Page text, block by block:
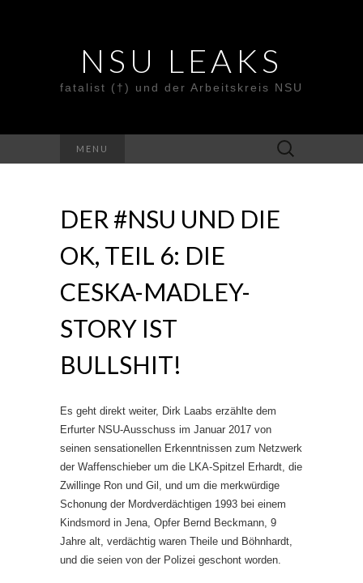
NSU LEAKS
fatalist (†) und der Arbeitskreis NSU
MENU
Suche
nach:
DER #NSU UND DIE
OK, TEIL 6: DIE
CESKA-MADLEY-
STORY IST
BULLSHIT!
Es geht direkt weiter, Dirk Laabs erzählte dem
Erfurter NSU-Ausschuss im Januar 2017 von
seinen sensationellen Erkenntnissen zum Netzwerk
der Waffenschieber um die LKA-Spitzel Erhardt, die
Zwillinge Ron und Gil, und um die merkwürdige
Schonung der Mordverdächtigen 1993 bei einem
Kindsmord in Jena, Opfer Bernd Beckmann, 9
Jahre alt, verdächtig waren Theile und Böhnhardt,
und die seien von der Polizei geschont worden.